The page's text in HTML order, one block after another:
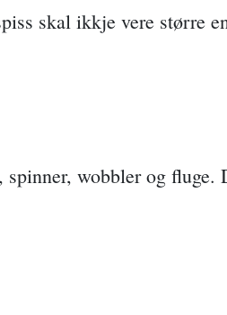
skal ikkje vere større
wobbler og fluge.